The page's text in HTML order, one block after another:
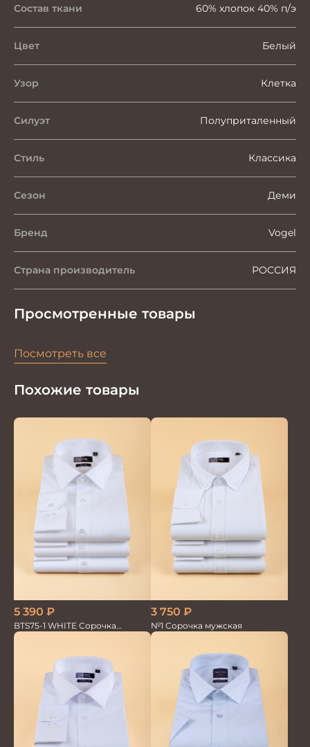
Состав ткани 60% хлопок 40% п/э
Цвет Белый
Узор Клетка
Силуэт Полуприталенный
Стиль Классика
Сезон Деми
Бренд Vogel
Страна производитель РОССИЯ
Просмотренные товары
Посмотреть все
Похожие товары
5 390 ₽
BTS75-1 WHITE Сорочка
мужская лайкра бамбук
3 750 ₽
№1 Сорочка мужская